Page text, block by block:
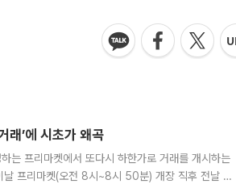
래’에 시초가 왜곡
는 프리마켓에서 또다시 하한가로 거래를 개시하는
프리마켓(오전 8시~8시 50분) 개장 직후 전날 정